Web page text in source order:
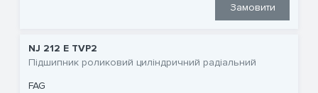
Замовити
NJ 212 E TVP2
Підшипник роликовий циліндричний радіальний
FAG